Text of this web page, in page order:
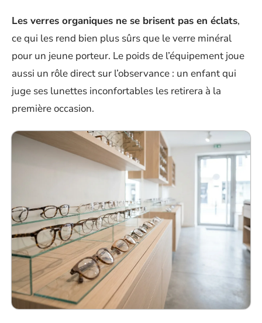
Les verres organiques ne se brisent pas en éclats,
ce qui les rend bien plus sûrs que le verre minéral
pour un jeune porteur. Le poids de l’équipement joue
aussi un rôle direct sur l’observance : un enfant qui
juge ses lunettes inconfortables les retirera à la
première occasion.